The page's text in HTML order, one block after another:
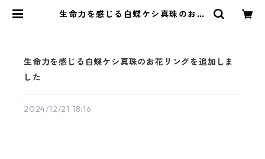
生命力を感じる白蝶ケシ真珠のお花
生命力を感じる白蝶ケシ真珠のお花リングを追加しま
した
2024/12/21 18:16